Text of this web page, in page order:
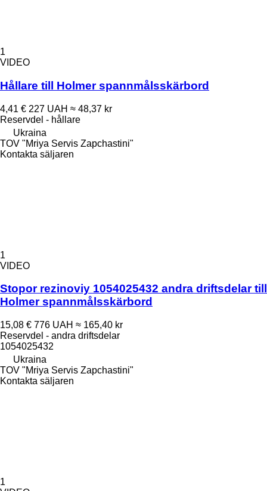
1
VIDEO
Hållare till Holmer spannmålsskärbord
4,41 € 227 UAH ≈ 48,37 kr
Reservdel - hållare
Ukraina
TOV "Mriya Servis Zapchastini"
Kontakta säljaren
1
VIDEO
Stopor rezinoviy 1054025432 andra driftsdelar till
Holmer spannmålsskärbord
15,08 € 776 UAH ≈ 165,40 kr
Reservdel - andra driftsdelar
1054025432
Ukraina
TOV "Mriya Servis Zapchastini"
Kontakta säljaren
1